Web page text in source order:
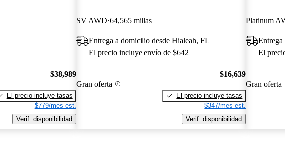
$38,989
El precio incluye tasas
$779/mes est.
Verif. disponibilidad
SV AWD 64,565 millas
Entrega a domicilio desde Hialeah, FL
El precio incluye envío de $642
Gran oferta
$16,639
El precio incluye tasas
$347/mes est.
Verif. disponibilidad
Platinum
Entrega
El
Gran oferta